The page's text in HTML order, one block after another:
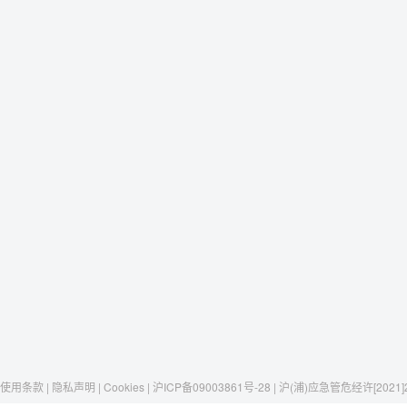
使用条款 | 隐私声明 | Cookies | 沪ICP备09003861号-28 | 沪(浦)应急管危经许